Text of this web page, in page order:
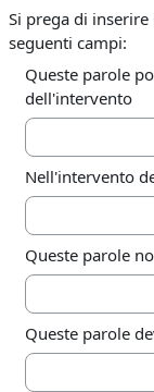
Si prega di
seguenti campi:
Queste parole
dell'intervento
Nell'intervento
Queste parole
Queste parole